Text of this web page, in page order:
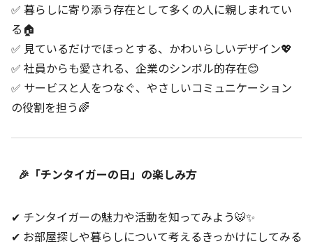
✅ 暮らしに寄り添う存在として多くの人に親しまれてい
る🏠
✅ 見ているだけでほっとする、かわいらしいデザイン💖
✅ 社員からも愛される、企業のシンボル的存在😊
✅ サービスと人をつなぐ、やさしいコミュニケーション
の役割を担う🌈
🎉「チンタイガーの日」の楽しみ方
✔ チンタイガーの魅力や活動を知ってみよう🐯✨
✔ お部屋探しや暮らしについて考えるきっかけにしてみる